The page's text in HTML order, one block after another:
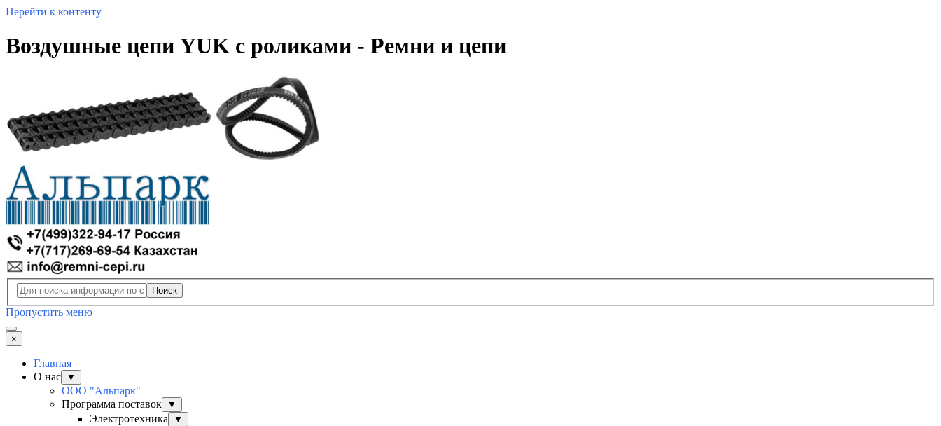
Перейти к контенту
Воздушные цепи YUK с роликами - Ремни и цепи
Поиск
Пропустить меню
×
Главная
О нас
▼
ООО "Альпарк"
Программа поставок
▼
Электротехника ▼